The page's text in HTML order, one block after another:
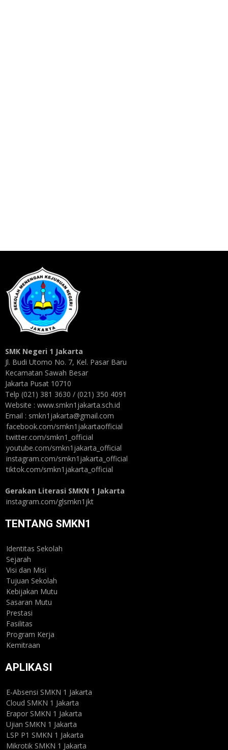
SMK Negeri 1 Jakarta
Jl. Budi Utomo No. 7, Kel. Pasar Baru
Kecamatan Sawah Besar
Jakarta Pusat 10710
Telp (021) 381 3630 / (021) 350 4091
Website : www.smkn1jakarta.sch.id
Email : smkn1jakarta@gmail.com
facebook.com/smkn1jakartaofficial
twitter.com/smkn1_official
youtube.com/smkn1jakarta_official
instagram.com/smkn1jakarta_official
tiktok.com/smkn1jakarta_official
Gerakan Literasi SMKN 1 Jakarta
instagram.com/glsmkn1jkt
TENTANG SMKN1
Identitas Sekolah
Sejarah
Visi dan Misi
Tujuan Sekolah
Kebijakan Mutu
Sasaran Mutu
Prestasi
Fasilitas
Program Kerja
Kemitraan
APLIKASI
E-Absensi SMKN 1 Jakarta
Cloud SMKN 1 Jakarta
Erapor SMKN 1 Jakarta
Ujian SMKN 1 Jakarta
LSP P1 SMKN 1 Jakarta
Mikrotik SMKN 1 Jakarta